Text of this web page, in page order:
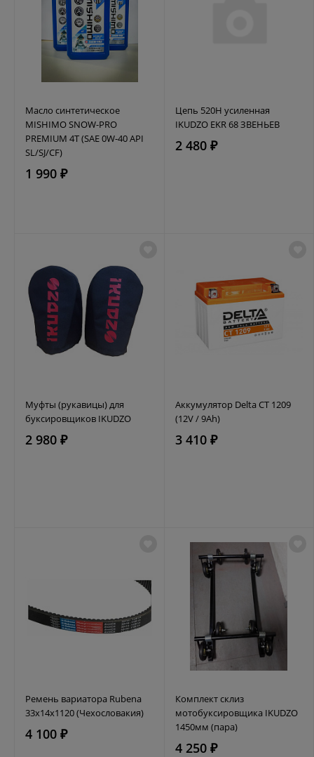
Масло синтетическое
MISHIMO SNOW-PRO
PREMIUM 4Т (SAE 0W-40 API
SL/SJ/CF)
1 990 ₽
Цепь 520H усиленная
IKUDZO EKR 68 ЗВЕНЬЕВ
2 480 ₽
Муфты (рукавицы) для
буксировщиков IKUDZO
2 980 ₽
Аккумулятор Delta CT 1209
(12V / 9Ah)
3 410 ₽
Ремень вариатора Rubena
33х14х1120 (Чехословакия)
4 100 ₽
Комплект склиз
мотобуксировщика IKUDZO
1450мм (пара)
4 250 ₽